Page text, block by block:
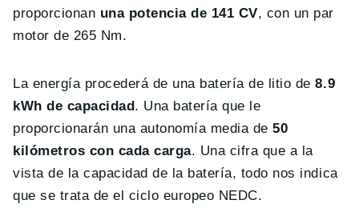
proporcionan una potencia de 141 CV, con un par
motor de 265 Nm.
La energía procederá de una batería de litio de 8.9
kWh de capacidad. Una batería que le
proporcionarán una autonomía media de 50
kilómetros con cada carga. Una cifra que a la
vista de la capacidad de la batería, todo nos indica
que se trata de el ciclo europeo NEDC.